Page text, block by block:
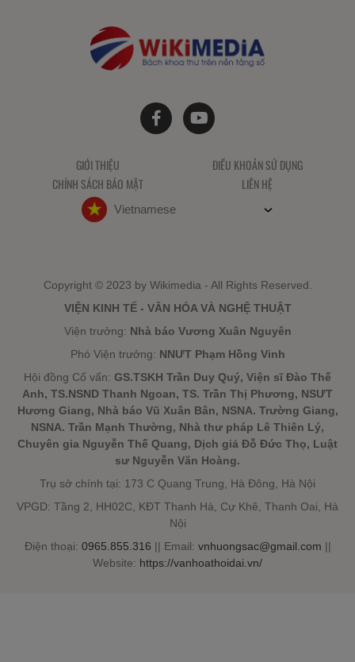
GIỚI THIỆU
ĐIỀU KHOẢN SỬ DỤNG
CHÍNH SÁCH BẢO MẬT
LIÊN HỆ
Vietnamese
Copyright © 2023 by Wikimedia - All Rights Reserved.
VIỆN KINH TẾ - VĂN HÓA VÀ NGHỆ THUẬT
Viện trưởng: Nhà báo Vương Xuân Nguyên
Phó Viện trưởng: NNƯT Phạm Hồng Vinh
Hội đồng Cố vấn: GS.TSKH Trần Duy Quý, Viện sĩ Đào Thế
Anh, TS.NSND Thanh Ngoan, TS. Trần Thị Phương, NSƯT
Hương Giang, Nhà báo Vũ Xuân Bân, NSNA. Trường Giang,
NSNA. Trần Mạnh Thường, Nhà thư pháp Lê Thiên Lý,
Chuyên gia Nguyễn Thế Quang, Dịch giả Đỗ Đức Thọ, Luật
sư Nguyễn Văn Hoàng.
Trụ sở chính tại: 173 C Quang Trung, Hà Đông, Hà Nội
VPGD: Tầng 2, HH02C, KĐT Thanh Hà, Cự Khê, Thanh Oai, Hà
Nội
Điện thoại: 0965.855.316 || Email: vnhuongsac@gmail.com ||
Website: https://vanhoathoidai.vn/